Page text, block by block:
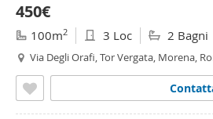
450€
100m2 3 Loc 2 Bagni
Via Degli Orafi, Tor Vergata, Morena,